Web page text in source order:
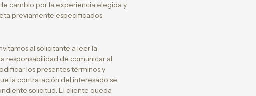
cambio por la experiencia elegida y
previamente especificados.
al solicitante a leer la
responsabilidad de comunicar al
los presentes términos y
la contratación del interesado se
solicitud. El cliente queda